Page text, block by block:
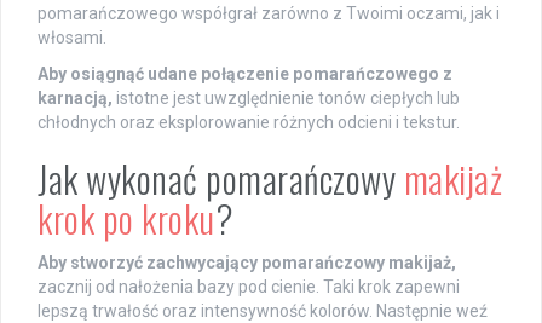
pomarańczowego współgrał zarówno z Twoimi oczami, jak i
włosami.
Aby osiągnąć udane połączenie pomarańczowego z
karnacją, istotne jest uwzględnienie tonów ciepłych lub
chłodnych oraz eksplorowanie różnych odcieni i tekstur.
Jak wykonać pomarańczowy makijaż
krok po kroku?
Aby stworzyć zachwycający pomarańczowy makijaż,
zacznij od nałożenia bazy pod cienie. Taki krok zapewni
lepszą trwałość oraz intensywność kolorów. Następnie weź